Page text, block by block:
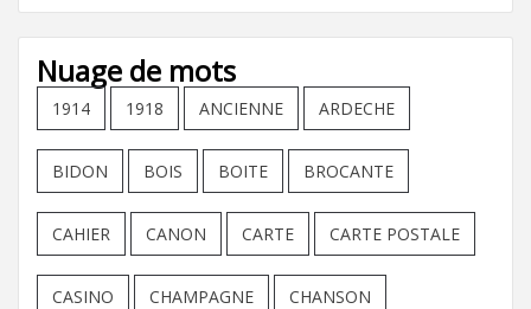
Nuage de mots
1914 1918 ANCIENNE ARDECHE
BIDON BOIS BOITE BROCANTE
CAHIER CANON CARTE CARTE POSTALE
CASINO CHAMPAGNE CHANSON